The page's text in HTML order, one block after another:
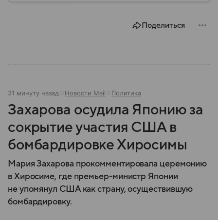
Поделиться
31 минуту назад Новости Mail Политика
Захарова осудила Японию за
сокрытие участия США в
бомбардировке Хиросимы
Мария Захарова прокомментировала церемонию
в Хиросиме, где премьер-министр Японии
не упомянул США как страну, осуществившую
бомбардировку.